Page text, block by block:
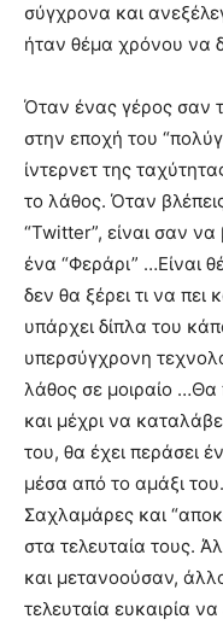
σύγχρονα και
ήταν θέμα χρόνου να
Όταν ένας γέρος σαν
στην εποχή του
ίντερνετ της
το λάθος. Όταν
“Twitter”, είναι σαν να
ένα “Φεράρι” …Είναι
δεν θα ξέρει τι να πει
υπάρχει δίπλα του
υπερσύγχρονη
λάθος σε μοιραίο …Θα
και μέχρι να
του, θα έχει περάσει
μέσα από το αμάξι του.
Σαχλαμάρες και
στα τελευταία τους.
και μετανοούσαν,
τελευταία ευκαιρία